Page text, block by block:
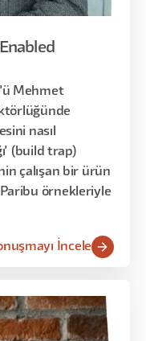
Mehmet
nasıl
(build trap)
çalışan bir ürün
örnekleriyle
İncele